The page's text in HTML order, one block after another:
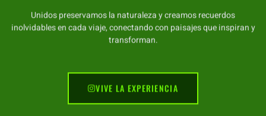
Unidos preservamos la naturaleza y creamos recuerdos
inolvidables en cada viaje, conectando con paisajes que inspiran y
transforman.
VIVE LA EXPERIENCIA